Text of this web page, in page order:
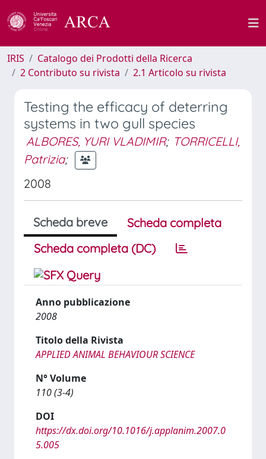
IRIS
Catalogo dei Prodotti della Ricerca
2 Contributo su rivista
2.1 Articolo su rivista
Testing the efficacy of deterring
systems in two gull species
ALBORES, YURI VLADIMIR; TORRICELLI,
Patrizia;
2008
Scheda breve
Scheda completa
Scheda completa (DC)
Anno pubblicazione
2008
Titolo della Rivista
APPLIED ANIMAL BEHAVIOUR SCIENCE
N° Volume
110 (3-4)
DOI
https://dx.doi.org/10.1016/j.applanim.2007.0
5.005